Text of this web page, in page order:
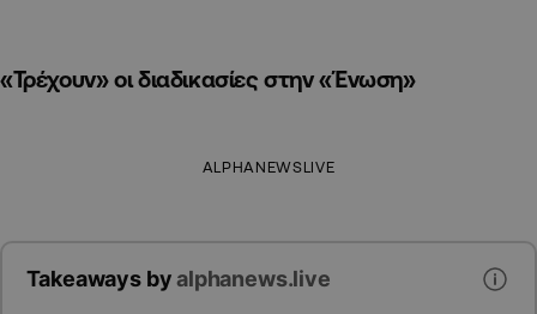
«Τρέχουν» οι διαδικασίες στην «Ένωση»
ALPHANEWSLIVE
Takeaways byalphanews.live